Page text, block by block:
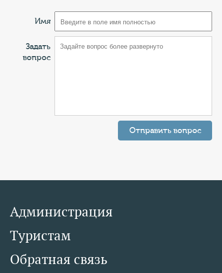
ГЕРОИ Z
Имя
Задать
вопрос
Администрация
Туристам
Обратная связь